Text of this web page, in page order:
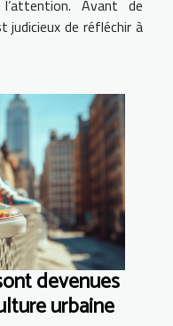
Avant de
judicieux de réfléchir à
devenues
urbaine